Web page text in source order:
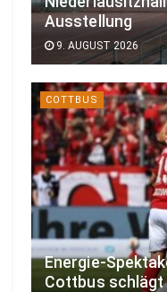
Ausstellung
9. AUGUST 2026
COTTBUS
Energie-
Cottbus schlägt